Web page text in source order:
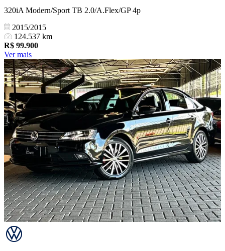
320iA Modern/Sport TB 2.0/A.Flex/GP 4p
2015/2015
124.537 km
R$ 99.900
Ver mais